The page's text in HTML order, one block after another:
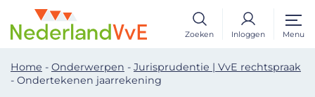
Zoeken Inloggen Menu
Home - Onderwerpen - Jurisprudentie | VvE rechtspraak
- Ondertekenen jaarrekening